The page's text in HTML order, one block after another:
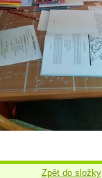
Zpět do složky